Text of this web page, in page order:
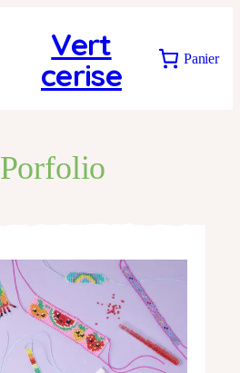
Vert
cerise
Panier
Porfolio